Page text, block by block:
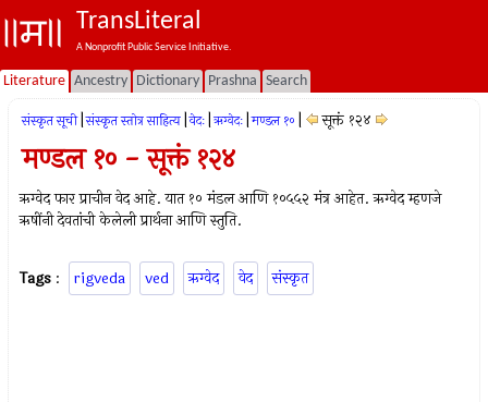
TransLiteral
A Nonprofit Public Service Initiative.
Literature Ancestry Dictionary Prashna Search
संस्कृत सूची संस्कृत स्तोत्र साहित्य वेदः ऋग्वेदः मण्डल १० सूक्तं १२४
मण्डल १० - सूक्तं १२४
ऋग्वेद फार प्राचीन वेद आहे. यात १० मंडल आणि १०५५२ मंत्र आहेत. ऋग्वेद म्हणजे
ऋषींनी देवतांची केलेली प्रार्थना आणि स्तुति.
Tags : rigveda ved ऋग्वेद वेद संस्कृत